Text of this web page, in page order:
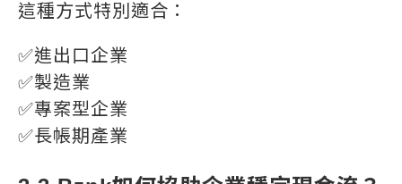
這種方式特別適合：
✅進出口企業
✅製造業
✅專案型企業
✅長帳期產業